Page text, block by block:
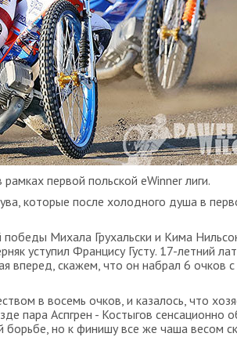
первой польской eWinner лиги.
которые после холодного душа в
Михала Грухальски и Кима
уступил Францису Густу. 17-летний
вперед, скажем, что он набрал 6 очков
в восемь очков, и казалось, что
пара Аспгрен - Костыгов сенсационно
но к финишу все же чаша весом